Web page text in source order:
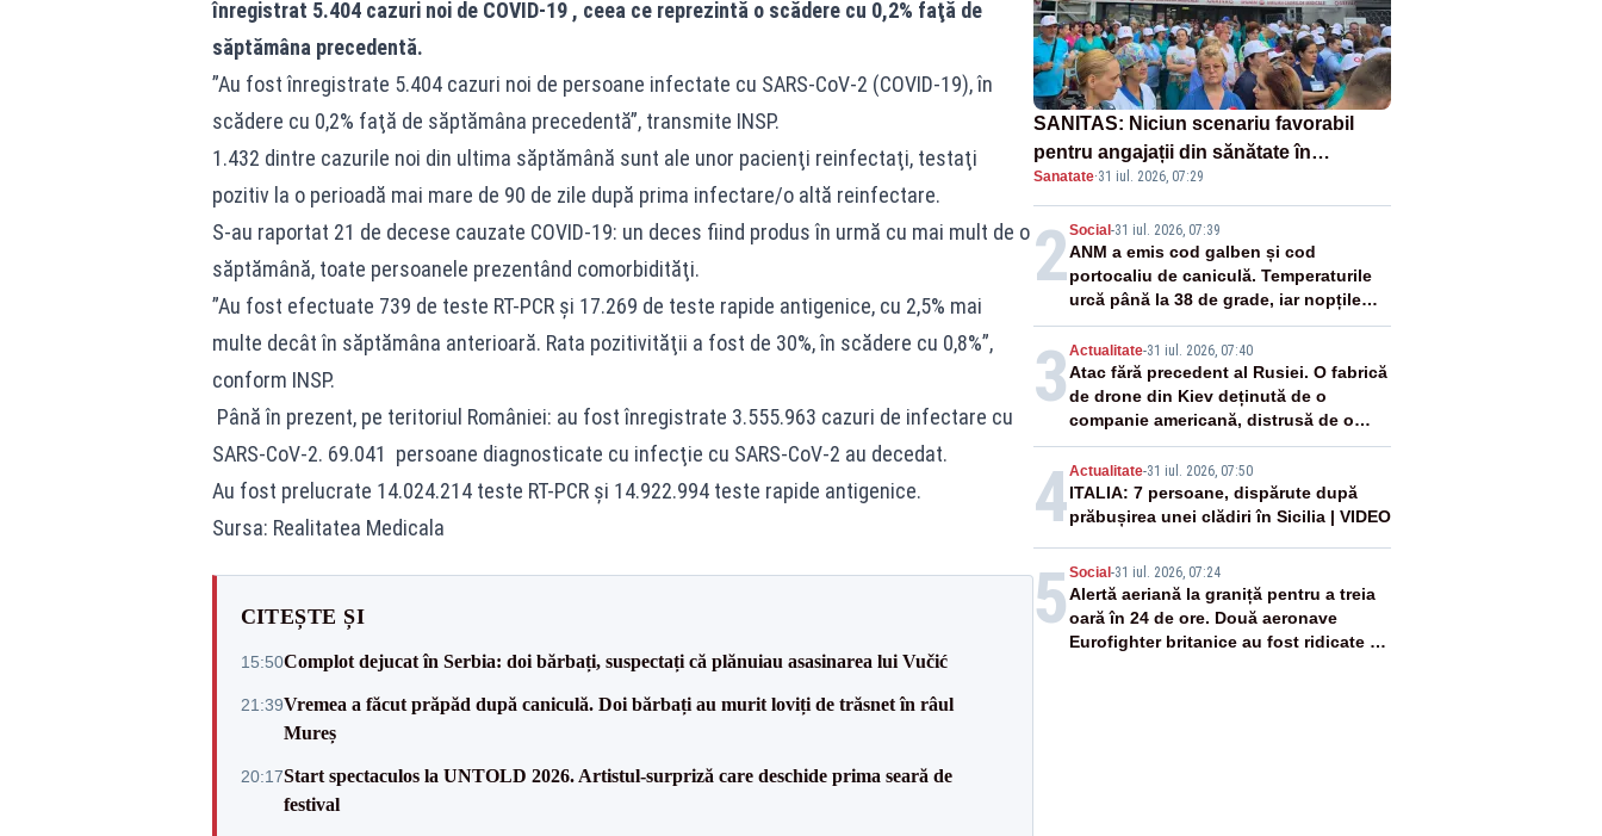
înregistrat 5.404 cazuri noi de COVID-19 , ceea ce reprezintă o scădere cu 0,2% faţă de
săptămâna precedentă.
”Au fost înregistrate 5.404 cazuri noi de persoane infectate cu SARS-CoV-2 (COVID-19), în
scădere cu 0,2% faţă de săptămâna precedentă”, transmite INSP.
1.432 dintre cazurile noi din ultima săptămână sunt ale unor pacienţi reinfectaţi, testaţi
pozitiv la o perioadă mai mare de 90 de zile după prima infectare/o altă reinfectare.
S-au raportat 21 de decese cauzate COVID-19: un deces fiind produs în urmă cu mai mult de o
săptămână, toate persoanele prezentând comorbidităţi.
”Au fost efectuate 739 de teste RT-PCR şi 17.269 de teste rapide antigenice, cu 2,5% mai
multe decât în săptămâna anterioară. Rata pozitivităţii a fost de 30%, în scădere cu 0,8%”,
conform INSP.
Până în prezent, pe teritoriul României: au fost înregistrate 3.555.963 cazuri de infectare cu
SARS-CoV-2. 69.041 persoane diagnosticate cu infecţie cu SARS-CoV-2 au decedat.
Au fost prelucrate 14.024.214 teste RT-PCR şi 14.922.994 teste rapide antigenice.
Sursa: Realitatea Medicala
CITEȘTE ȘI
15:50Complot dejucat în Serbia: doi bărbați, suspectați că plănuiau asasinarea lui Vučić
21:39Vremea a făcut prăpăd după caniculă. Doi bărbați au murit loviți de trăsnet în râul
Mureș
20:17Start spectaculos la UNTOLD 2026. Artistul-surpriză care deschide prima seară de
festival
SANITAS: Niciun scenariu favorabil
pentru angajații din sănătate în
proiectul Legii salarizării
Sanatate·31 iul. 2026, 07:29
2Social -31 iul. 2026, 07:39
ANM a emis cod galben și cod
portocaliu de caniculă. Temperaturile
urcă până la 38 de grade, iar nopțile
devin tropicale
3 Actualitate-31 iul. 2026, 07:40
Atac fără precedent al Rusiei. O fabrică
de drone din Kiev deținută de o
companie americană, distrusă de o
rachetă rusească
4Actualitate-31 iul. 2026, 07:50
ITALIA: 7 persoane, dispărute după
prăbușirea unei clădiri în Sicilia | VIDEO
5 Social -31 iul. 2026, 07:24
Alertă aeriană la graniță pentru a treia
oară în 24 de ore. Două aeronave
Eurofighter britanice au fost ridicate de